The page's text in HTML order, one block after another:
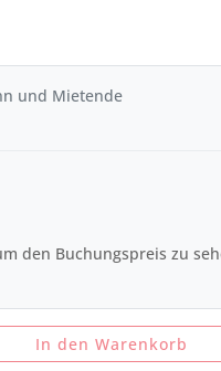
und Mietende
den Buchungspreis zu
In den Warenkorb